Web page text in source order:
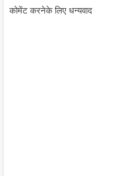
कोमेंट करनेके लिए धन्यवाद